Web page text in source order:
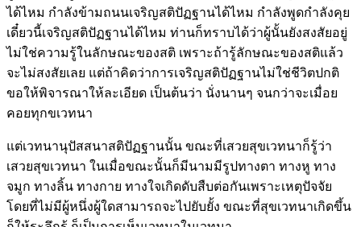
ได้ไหม กำลังข้ามถนนเจริญสติปัฏฐานได้ไหม กำลังพูดกำลังคุย
เดี๋ยวนี้เจริญสติปัฏฐานได้ไหม ท่านก็ทราบได้ว่าผู้นั้นยังสงสัยอยู่
ไม่ใช่ความรู้ในลักษณะของสติ เพราะถ้ารู้ลักษณะของสติแล้ว
จะไม่สงสัยเลย แต่ถ้าคิดว่าการเจริญสติปัฏฐานไม่ใช่ชีวิตปกติ
ขอให้พิจารณาให้ละเอียด เป็นต้นว่า นั่งนานๆ จนกว่าจะเมื่อย
คอยทุกขเวทนา
แต่เวทนานุปัสสนาสติปัฏฐานนั้น ขณะที่เสวยสุขเวทนาก็รู้ว่า
เสวยสุขเวทนา ในเมื่อขณะนั้นก็มีนามมีรูปทางตา ทางหู ทาง
จมูก ทางลิ้น ทางกาย ทางใจเกิดดับสืบต่อกันเพราะเหตุปัจจัย
โดยที่ไม่มีผู้หนึ่งผู้ใดสามารถจะไปยับยั้ง ขณะที่สุขเวทนาเกิดขึ้น